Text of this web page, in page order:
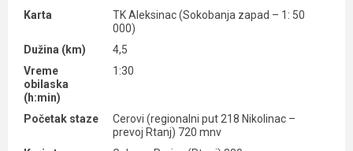
Karta
TK Aleksinac (Sokobanja zapad – 1: 50
000)
Dužina (km)
4,5
Vreme
obilaska
(h:min)
1:30
Početak staze
Cerovi (regionalni put 218 Nikolinac –
prevoj Rtanj) 720 mnv